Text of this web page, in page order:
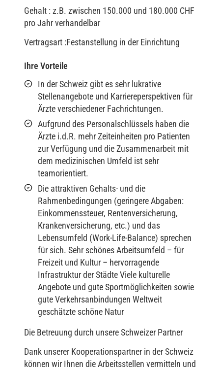
Gehalt : z.B. zwischen 150.000 und 180.000 CHF
pro Jahr verhandelbar
Vertragsart :Festanstellung in der Einrichtung
Ihre Vorteile
In der Schweiz gibt es sehr lukrative
Stellenangebote und Karriereperspektiven für
Ärzte verschiedener Fachrichtungen.
Aufgrund des Personalschlüssels haben die
Ärzte i.d.R. mehr Zeiteinheiten pro Patienten
zur Verfügung und die Zusammenarbeit mit
dem medizinischen Umfeld ist sehr
teamorientiert.
Die attraktiven Gehalts- und die
Rahmenbedingungen (geringere Abgaben:
Einkommenssteuer, Rentenversicherung,
Krankenversicherung, etc.) und das
Lebensumfeld (Work-Life-Balance) sprechen
für sich. Sehr schönes Arbeitsumfeld – für
Freizeit und Kultur – hervorragende
Infrastruktur der Städte Viele kulturelle
Angebote und gute Sportmöglichkeiten sowie
gute Verkehrsanbindungen Weltweit
geschätzte schöne Natur
Die Betreuung durch unsere Schweizer Partner
Dank unserer Kooperationspartner in der Schweiz
können wir Ihnen die Arbeitsstellen vermitteln und